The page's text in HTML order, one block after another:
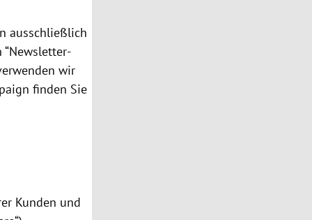
ausschließlich
wir
finden Sie
Kunden und